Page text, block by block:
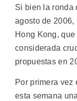
Si bien la ronda
agosto de
Hong Kong,
considerada
propuestas en
Por primera vez
esta semana